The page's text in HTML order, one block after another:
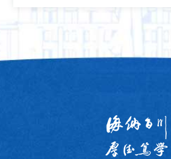
教师培养工作成效。本次赛事为全国
效，深化内外协同合作；要依托学科
建强人才队伍、完善管理制度，全面
半年学院将以高质量党建引领学院高
次大会既是一次复盘总结、查漏补缺
凝心聚力、谋篇布局的动员会。全院
窗口，优化工序，在确保安全前提下
实用的公共服务空间。针对学生公寓
验户型布局、水电改造及设施更新。
直接关系新生入住体验，要聚焦细节